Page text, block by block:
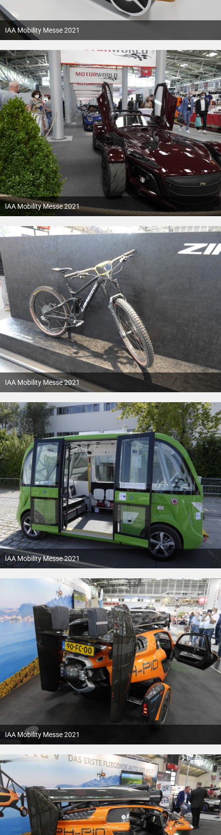
IAA Mobility Messe 2021
12. Oktober 2021
IAA Mobility Messe 2021
12. Oktober 2021
IAA Mobility Messe 2021
12. Oktober 2021
IAA Mobility Messe 2021
12. Oktober 2021
IAA Mobility Messe 2021
12. Oktober 2021